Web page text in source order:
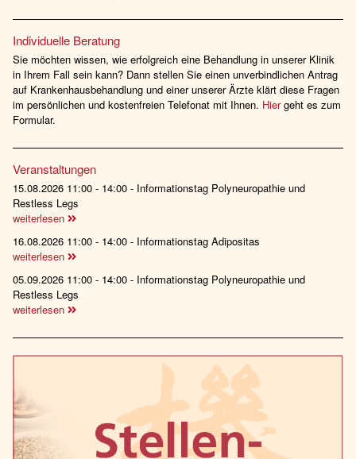
Individuelle Beratung
Sie möchten wissen, wie erfolgreich eine Behandlung in unserer Klinik
in Ihrem Fall sein kann? Dann stellen Sie einen unverbindlichen Antrag
auf Krankenhausbehandlung und einer unserer Ärzte klärt diese Fragen
im persönlichen und kostenfreien Telefonat mit Ihnen. Hiergeht es zum
Formular.
Veranstaltungen
15.08.2026 11:00 - 14:00 - Informationstag Polyneuropathie und
Restless Legs
weiterlesen
16.08.2026 11:00 - 14:00 - Informationstag Adipositas
weiterlesen
05.09.2026 11:00 - 14:00 - Informationstag Polyneuropathie und
Restless Legs
weiterlesen